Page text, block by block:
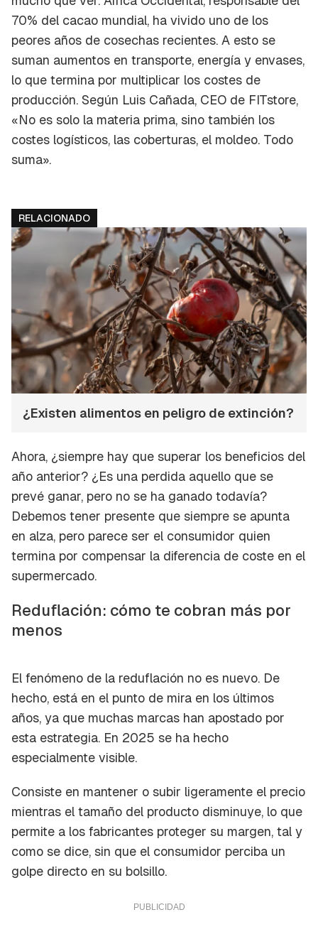
Guardar como favorito
Para poder guardar como favorito, primero has
de iniciar sesión con tu cuenta de Cocinatis.
INICIAR SESIÓN CANCELAR
70% del cacao mundial, ha vivido uno de los
peores años de cosechas recientes. A esto se
suman aumentos en transporte, energía y envases,
lo que termina por multiplicar los costes de
producción. Según Luis Cañada, CEO de FITstore,
«No es solo la materia prima, sino también los
costes logísticos, las coberturas, el moldeo. Todo
suma».
RELACIONADO
¿Existen alimentos en peligro de extinción?
Ahora, ¿siempre hay que superar los beneficios del
año anterior? ¿Es una perdida aquello que se
prevé ganar, pero no se ha ganado todavía?
Debemos tener presente que siempre se apunta
en alza, pero parece ser el consumidor quien
termina por compensar la diferencia de coste en el
supermercado.
Reduflación: cómo te cobran más por
menos
El fenómeno de la reduflación no es nuevo. De
hecho, está en el punto de mira en los últimos
años, ya que muchas marcas han apostado por
esta estrategia. En 2025 se ha hecho
especialmente visible.
Consiste en mantener o subir ligeramente el precio
mientras el tamaño del producto disminuye, lo que
permite a los fabricantes proteger su margen, tal y
como se dice, sin que el consumidor perciba un
golpe directo en su bolsillo.
Contenido enviado
Gracias por suscribirte a nuestro boletín.